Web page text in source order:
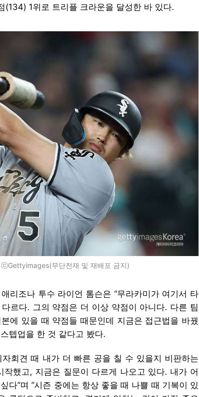
1위로 트리플 크라운을 달성한 바 있다.
무단전재 및 재배포 금지)
리조나 투수 라이언 톰슨은 “무라카미가 여기서 타
르다. 그의 약점은 더 이상 약점이 아니다. 다른 팀
에 있을 때 약점들 때문인데 지금은 접근법을 바꿨
텝업을 한 것 같다고 봤다.
회견 때 내가 더 빠른 공을 칠 수 있을지 비판하는
했고, 지금은 질문이 다르게 나오고 있다. 내가 어
다”며 “시즌 중에는 항상 좋을 때 나쁠 때 기복이 있